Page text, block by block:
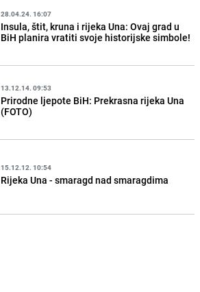
28.04.24. 16:07
Insula, štit, kruna i rijeka Una: Ovaj grad u
BiH planira vratiti svoje historijske simbole!
13.12.14. 09:53
Prirodne ljepote BiH: Prekrasna rijeka Una
(FOTO)
15.12.12. 10:54
Rijeka Una - smaragd nad smaragdima